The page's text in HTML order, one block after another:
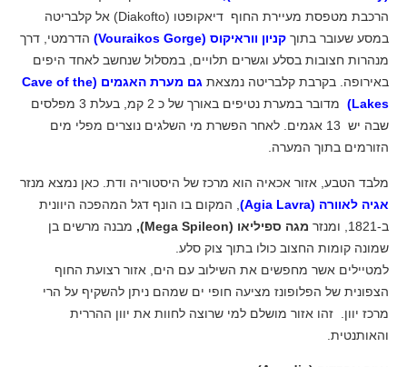
הרכבת מטפסת מעיירת החוף דיאקופטו (Diakofto) אל קלבריטה
במסע שעובר בתוך קניון ווראיקוס (Vouraikos Gorge)
הדרמטי, דרך
מנהרות חצובות בסלע וגשרים תלויים, במסלול שנחשב לאחד היפים
באירופה. בקרבת קלבריטה נמצאת
גם מערת האגמים (Cave of the
Lakes)
מדובר במערת נטיפים באורך של כ 2 קמ, בעלת 3 מפלסים
שבה יש 13 אגמים. לאחר הפשרת מי השלגים נוצרים מפלי מים
הזורמים בתוך המערה.
מלבד הטבע, אזור אכאיה הוא מרכז של היסטוריה ודת. כאן נמצא מנזר
אגיה לאוורה (Agia Lavra)
, המקום בו הונף דגל המהפכה היוונית
ב-1821, ומנזר
מגה ספיליאו (Mega Spileon),
מבנה מרשים בן
שמונה קומות החצוב כולו בתוך צוק סלע.
למטיילים אשר מחפשים את השילוב עם הים, אזור רצועת החוף
הצפונית של הפלופונז מציעה חופי ים שמהם ניתן להשקיף על הרי
מרכז יוון. זהו אזור מושלם למי שרוצה לחוות את יוון ההררית
והאותנטית.